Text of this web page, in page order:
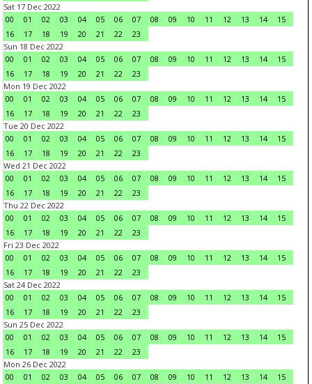
Sat 17 Dec 2022
00
01 02 03 04 05 06 07 08 09 10 11 12 13 14
15
16
17 18 19 20 21 22
23
Sun 18 Dec 2022
00
01 02 03 04 05 06 07 08 09 10 11 12 13 14
15
16
17 18 19 20 21 22
23
Mon 19 Dec 2022
00
01 02 03 04 05 06 07 08 09 10 11 12 13 14
15
16
17 18 19 20 21 22
23
Tue 20 Dec 2022
00
01 02 03 04 05 06 07 08 09 10 11 12 13 14
15
16
17 18 19 20 21 22
23
Wed 21 Dec 2022
00
01 02 03 04 05 06 07 08 09 10 11 12 13 14
15
16
17 18 19 20 21 22
23
Thu 22 Dec 2022
00
01 02 03 04 05 06 07 08 09 10 11 12 13 14
15
16
17 18 19 20 21 22
23
Fri 23 Dec 2022
00
01 02 03 04 05 06 07 08 09 10 11 12 13 14
15
16
17 18 19 20 21 22
23
Sat 24 Dec 2022
00
01 02 03 04 05 06 07 08 09 10 11 12 13 14
15
16
17 18 19 20 21 22
23
Sun 25 Dec 2022
00
01 02 03 04 05 06 07 08 09 10 11 12 13 14
15
16
17 18 19 20 21 22
23
Mon 26 Dec 2022
00
01 02 03 04 05 06 07 08 09 10 11 12 13 14
15